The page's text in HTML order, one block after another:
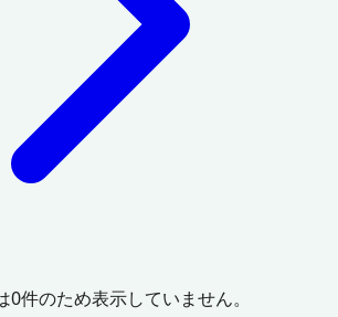
0件のため表示していません。